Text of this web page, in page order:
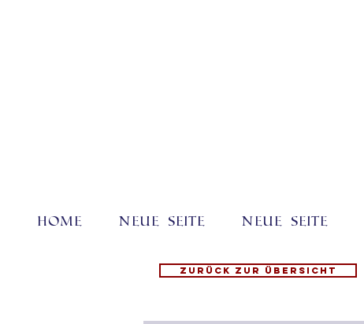
Home Neue Seite Neue Seite
Zurück zur Übersicht